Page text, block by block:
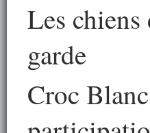
Les chiens
garde
Croc